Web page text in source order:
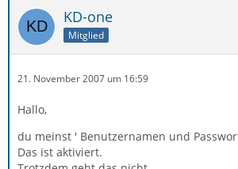
KD-one
Mitglied
21. November 2007 um 16:59
Hallo,
du meinst ' Benutzernamen und
Das ist aktiviert.